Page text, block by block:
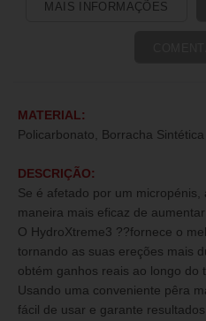
MAIS INFORMAÇÕES
MATERIAL:
Policarbonato, Borracha Sintética
DESCRIÇÃO:
Se é afetado por um
maneira mais eficaz de
O HydroXtreme3 ??fornece o
tornando as suas ereções mais
obtém ganhos reais ao longo do
Usando uma conveniente pêra
fácil de usar e garante resultados